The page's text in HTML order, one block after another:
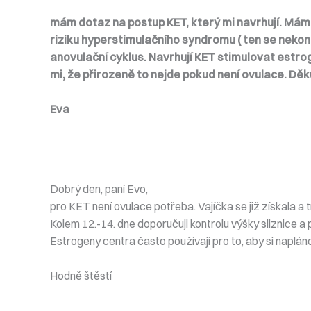
mám dotaz na postup KET, který mi navrhují.
riziku hyperstimulačního syndromu ( ten se
anovulační cyklus. Navrhují KET stimulovat
mi, že přirozeně to nejde pokud není ovulace.
Eva
Dobrý den, paní Evo,
pro KET není ovulace potřeba. Vajíčka se již získala
Kolem 12.-14. dne doporučuji kontrolu výšky sliznice
Estrogeny centra často používají pro to, aby si
Hodně štěstí